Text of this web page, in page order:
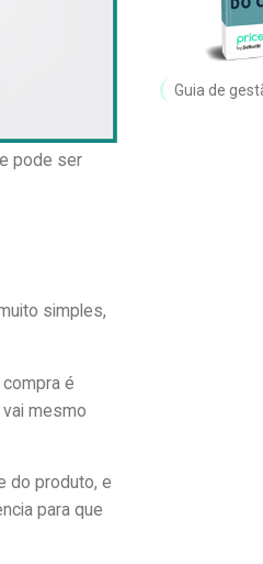
no seu
físicas.
pode ser
simples,
é
vai mesmo
do produto, e
para que
Guia de